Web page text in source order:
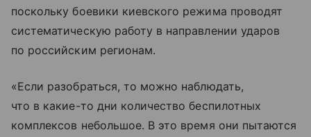
поскольку боевики киевского режима проводят
систематическую работу в направлении ударов
по российским регионам.
«Если разобраться, то можно наблюдать,
что в какие-то дни количество беспилотных
комплексов небольшое. В это время они пытаются